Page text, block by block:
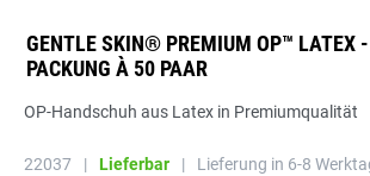
GENTLE SKIN® PREMIUM OP™ LATEX -
ACKUNG À 50 PAAR
OP-Handschuh aus Latex in Premiumqualität
22037 | Lieferbar | Lieferung in 6-8